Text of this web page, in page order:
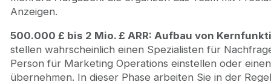
Anzeigen.
500.000 £ bis 2 Mio. £ ARR: Aufbau von
stellen wahrscheinlich einen Spezialisten für
Person für Marketing Operations einstellen oder
übernehmen. In dieser Phase arbeiten Sie in der